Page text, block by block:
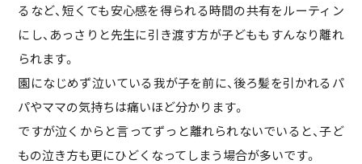
るなど、短くても安心感を得られる時間の共有をルーティン
にし、あっさりと先生に引き渡す方が子どももすんなり離れ
られます。
園になじめず泣いている我が子を前に、後ろ髪を引かれるパ
パやママの気持ちは痛いほど分かります。
ですが泣くからと言ってずっと離れられないでいると、子ど
もの泣き方も更にひどくなってしまう場合が多いです。